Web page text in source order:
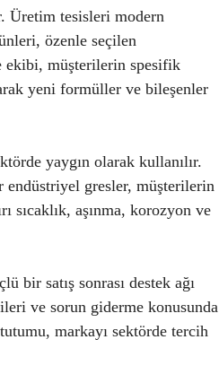
Üretim tesisleri modern
özenle seçilen
ekibi, müşterilerin spesifik
yeni formüller ve bileşenler
yaygın olarak kullanılır.
gresler, müşterilerin
sıcaklık, aşınma, korozyon ve
bir satış sonrası destek ağı
ve sorun giderme konusunda
markayı sektörde tercih